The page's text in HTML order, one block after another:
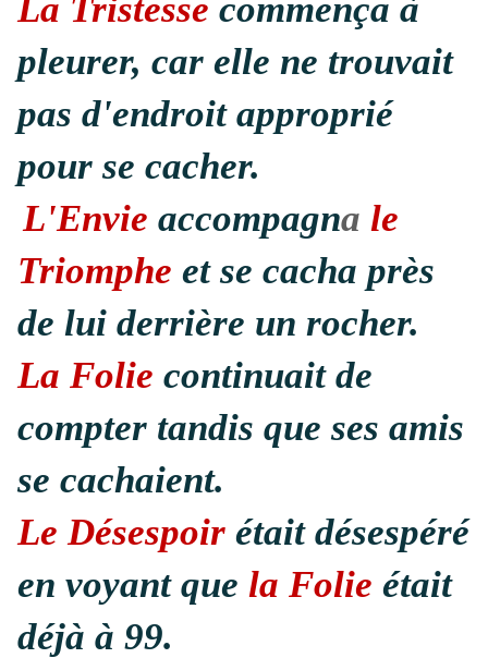
La Tristesse commença à
pleurer, car elle ne trouvait
pas d'endroit approprié
pour se cacher.
L'Envie accompagna le
Triomphe et se cacha près
de lui derrière un rocher.
La Folie continuait de
compter tandis que ses amis
se cachaient.
Le Désespoir était désespéré
en voyant que la Folie était
déjà à 99.